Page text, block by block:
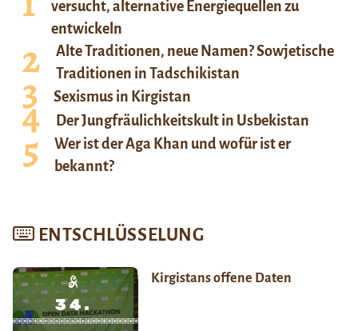
versucht, alternative Energiequellen zu
entwickeln
Alte Traditionen, neue Namen? Sowjetische
Traditionen in Tadschikistan
Sexismus in Kirgistan
Der Jungfräulichkeitskult in Usbekistan
Wer ist der Aga Khan und wofür ist er
bekannt?
ENTSCHLÜSSELUNG
Kirgistans offene Daten